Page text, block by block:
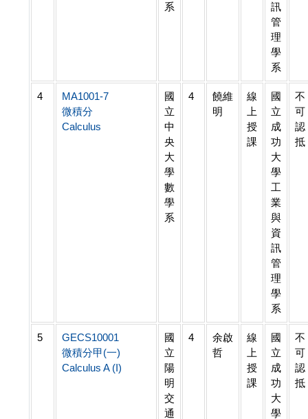
系
訊
管
理
學
系
4
MA1001-7
微積分
Calculus
國
立
中
央
大
學
數
學
系
4
饒維
明
線
上
授
課
國
立
成
功
大
學
工
業
與
資
訊
管
理
學
系
不
可
認
抵
5
GECS10001
微積分甲(一)
Calculus A (I)
國
立
陽
明
交
通
4
余啟
哲
線
上
授
課
國
立
成
功
大
學
不
可
認
抵